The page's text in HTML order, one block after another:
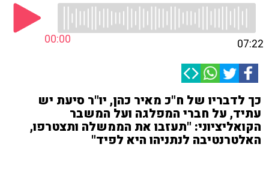
00:00 07:22
כך לדבריו של ח"כ מאיר כהן, יו"ר סיעת יש
עתיד, על חברי המפלגה ועל המשבר
הקואליציוני: "תעזבו את הממשלה ותצטרפו,
האלטרנטיבה לנתניהו היא לפיד"